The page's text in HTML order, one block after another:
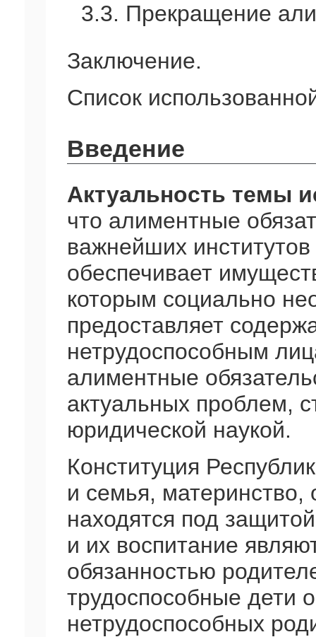
3.3. Прекращение
Заключение.
Список
Введение
Актуальность темы
что алиментные
важнейших
обеспечивает
которым социально
предоставляет
нетрудоспособным
алиментные
актуальных проблем,
юридической наукой.
Конституция
и семья, материнство,
находятся под
и их воспитание
обязанностью
трудоспособные дети
нетрудоспособных